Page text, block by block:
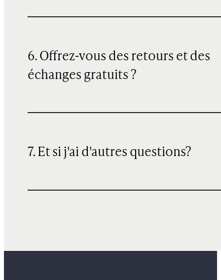
6. Offrez-vous des retours et des
échanges gratuits ?
7. Et si j'ai d'autres questions?